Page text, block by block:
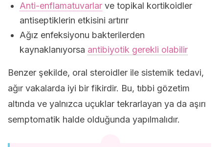
Anti-enflamatuvarlar ve topikal kortikoidler
antiseptiklerin etkisini artırır
Ağız enfeksiyonu bakterilerden
kaynaklanıyorsa antibiyotik gerekli olabilir
Benzer şekilde, oral steroidler ile sistemik tedavi,
ağır vakalarda iyi bir fikirdir. Bu, tıbbi gözetim
altında ve yalnızca uçuklar tekrarlayan ya da aşırı
semptomatik halde olduğunda yapılmalıdır.